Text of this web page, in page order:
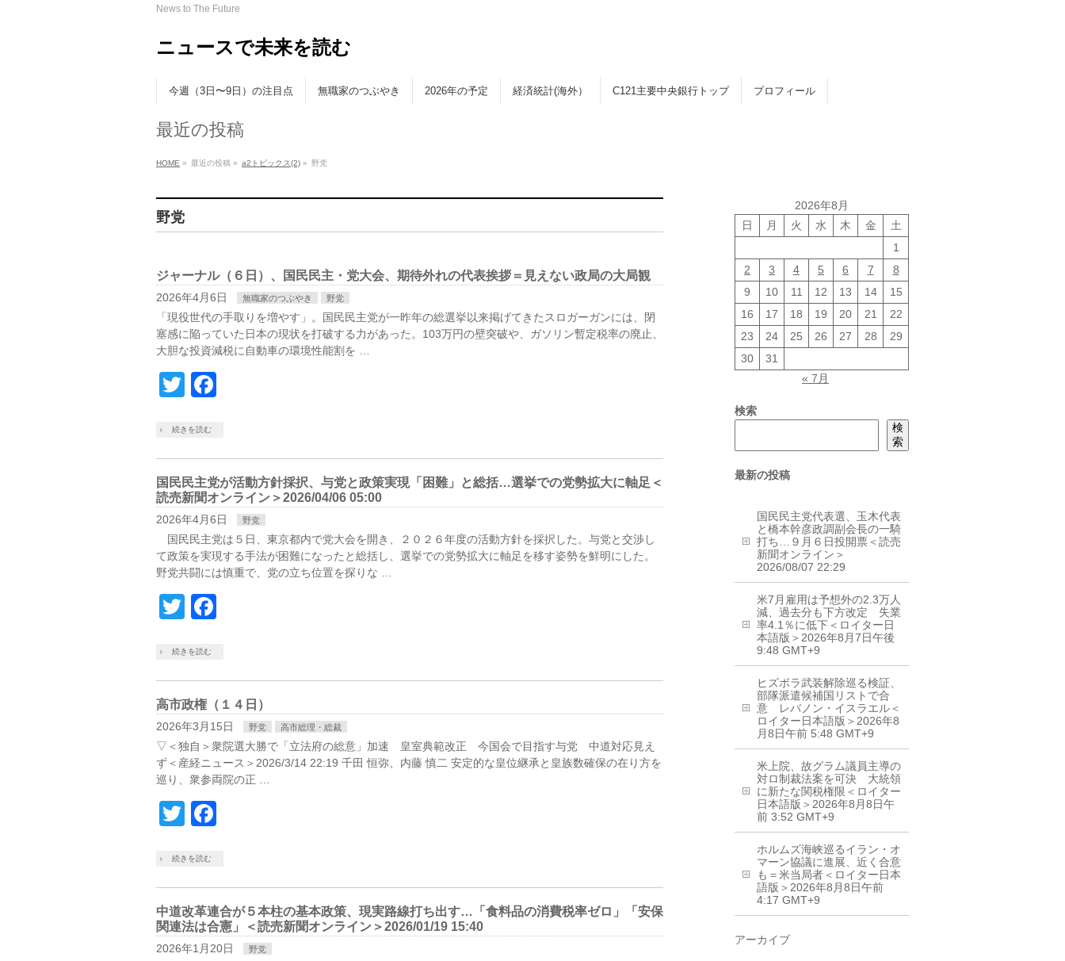
News to The Future
ニュースで未来を読む
今週（3日〜9日）の注目点 無職家のつぶやき 2026年の予定 経済統計(海外） C121主要中央銀行トップ プロフィール
最近の投稿
HOME » 最近の投稿 » a2トピックス(2) » 野党
野党
ジャーナル（６日）、国民民主・党大会、期待外れの代表挨拶＝見えない政局の大局観
2026年4月6日 無職家のつぶやき 野党
「現役世代の手取りを増やす」。国民民主党が一昨年の総選挙以来掲げてきたスロガーガンには、閉
塞感に陥っていた日本の現状を打破する力があった。103万円の壁突破や、ガソリン暫定税率の廃止、
大胆な投資減税に自動車の環境性能割を …
Twitter
続きを読む
国民民主党が活動方針採択、与党と政策実現「困難」と総括…選挙での党勢拡大に軸足＜
読売新聞オンライン＞2026/04/06 05:00
2026年4月6日 野党
国民民主党は５日、東京都内で党大会を開き、２０２６年度の活動方針を採択した。与党と交渉し
て政策を実現する手法が困難になったと総括し、選挙での党勢拡大に軸足を移す姿勢を鮮明にした。
野党共闘には慎重で、党の立ち位置を探りな …
Twitter
続きを読む
高市政権（１４日）
2026年3月15日 野党 高市総理・総裁
▽＜独自＞衆院選大勝で「立法府の総意」加速 皇室典範改正 今国会で目指す与党 中道対応見え
ず＜産経ニュース＞2026/3/14 22:19 千田 恒弥、内藤 慎二 安定的な皇位継承と皇族数確保の在り方を
巡り、衆参両院の正 …
Twitter
続きを読む
中道改革連合が５本柱の基本政策、現実路線打ち出す…「食料品の消費税率ゼロ」「安保
関連法は合憲」＜読売新聞オンライン＞2026/01/19 15:40
2026年1月20日 野党
2026年8月
日
月 火 水 木 金
土
1
2
3 4 5 6 7
8
9
10 11 12 13 14
15
16
17 18 19 20 21
22
23
24 25 26 27 28
29
30
31
« 7月
検索
検
索
最新の投稿
国民民主党代表選、玉木代表
と橋本幹彦政調副会長の一騎
打ち…９月６日投開票＜読売
新聞オンライン＞
2026/08/07 22:29
米7月雇用は予想外の2.3万人
減、過去分も下方改定 失業
率4.1％に低下＜ロイター日
本語版＞2026年8月7日午後
9:48 GMT+9
ヒズボラ武装解除巡る検証、
部隊派遣候補国リストで合
意 レバノン・イスラエル＜
ロイター日本語版＞2026年8
月8日午前 5:48 GMT+9
米上院、故グラム議員主導の
対ロ制裁法案を可決 大統領
に新たな関税権限＜ロイター
日本語版＞2026年8月8日午
前 3:52 GMT+9
ホルムズ海峡巡るイラン・オ
マーン協議に進展、近く合意
も＝米当局者＜ロイター日本
語版＞2026年8月8日午前
4:17 GMT+9
アーカイブ